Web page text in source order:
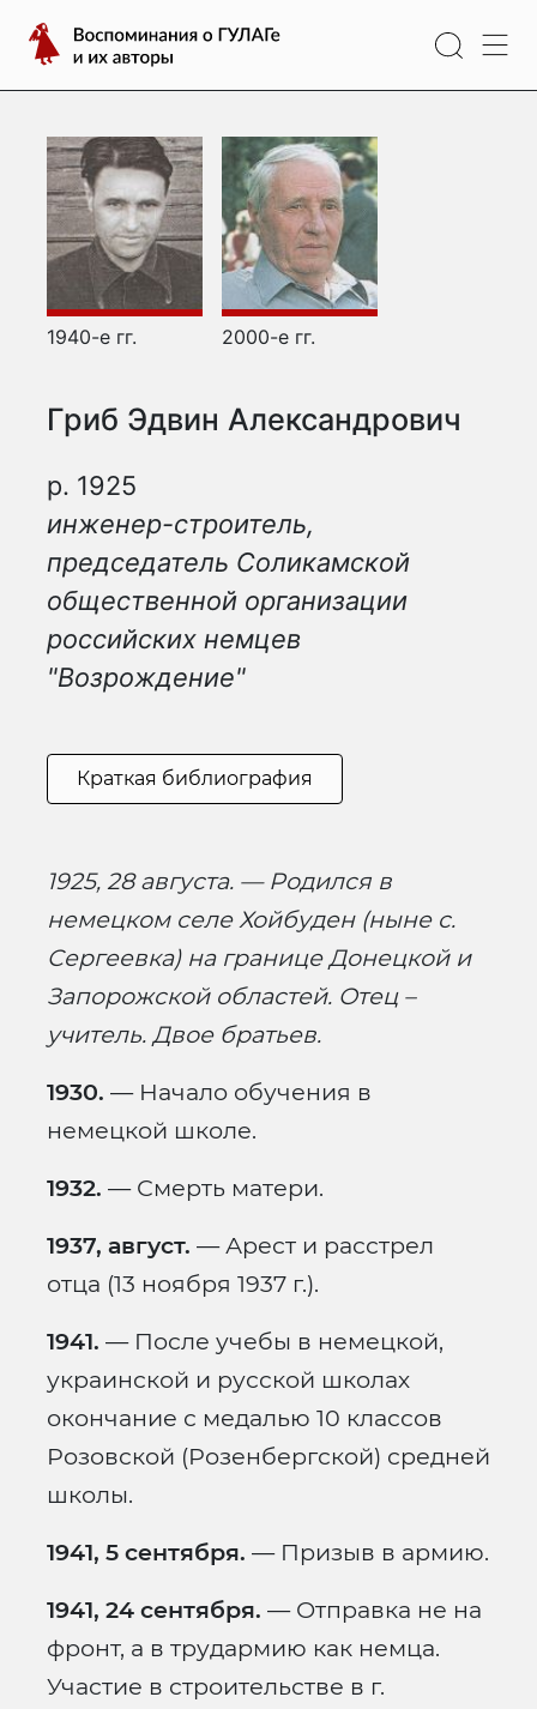
содержимому
Воспоминания
о
ГУЛАГе
их
авторы
Гриб Эдвин Александрович
р. 1925
инженер-строитель,
председатель Соликамской
общественной организации
российских немцев
"Возрождение"
1940-е гг. 2000-е гг.
Краткая библиография
1925, 28 августа. — Родился в
немецком селе Хойбуден (ныне с.
Сергеевка) на границе Донецкой и
Запорожской областей. Отец –
учитель. Двое братьев.
1930. — Начало обучения в
немецкой школе.
1932. — Смерть матери.
1937, август. — Арест и расстрел
отца (13 ноября 1937 г.).
1941. — После учебы в немецкой,
украинской и русской школах
окончание с медалью 10 классов
Розовской (Розенбергской) средней
школы.
1941, 5 сентября. — Призыв в армию.
1941, 24 сентября. — Отправка не на
фронт, а в трудармию как немца.
Участие в строительстве в г.